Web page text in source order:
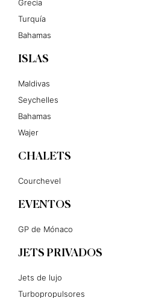
Grecia
Turquía
Bahamas
ISLAS
Maldivas
Seychelles
Bahamas
Wajer
CHALETS
Courchevel
EVENTOS
GP de Mónaco
JETS PRIVADOS
Jets de lujo
Turbopropulsores